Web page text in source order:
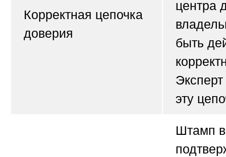
Корректная цепочка
доверия
центра
быть
эту
Штамп